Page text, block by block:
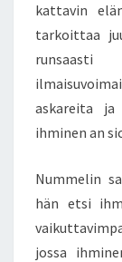
kattavin
tarkoittaa
runsaasti
askareita ja
ihminen an
Nummelin
hän etsi
jossa